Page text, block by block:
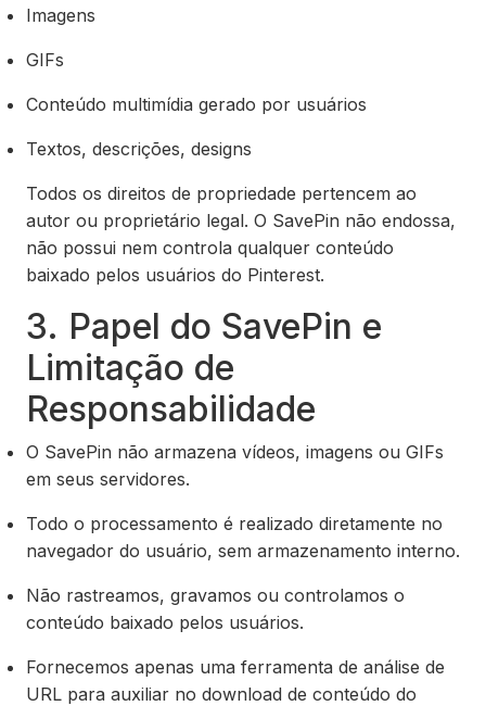
Imagens
GIFs
Conteúdo multimídia gerado por usuários
Textos, descrições, designs
Todos os direitos de propriedade pertencem ao
autor ou proprietário legal. O SavePin não endossa,
não possui nem controla qualquer conteúdo
baixado pelos usuários do Pinterest.
3. Papel do SavePin e
Limitação de
Responsabilidade
O SavePin não armazena vídeos, imagens ou GIFs
em seus servidores.
Todo o processamento é realizado diretamente no
navegador do usuário, sem armazenamento interno.
Não rastreamos, gravamos ou controlamos o
conteúdo baixado pelos usuários.
Fornecemos apenas uma ferramenta de análise de
URL para auxiliar no download de conteúdo do